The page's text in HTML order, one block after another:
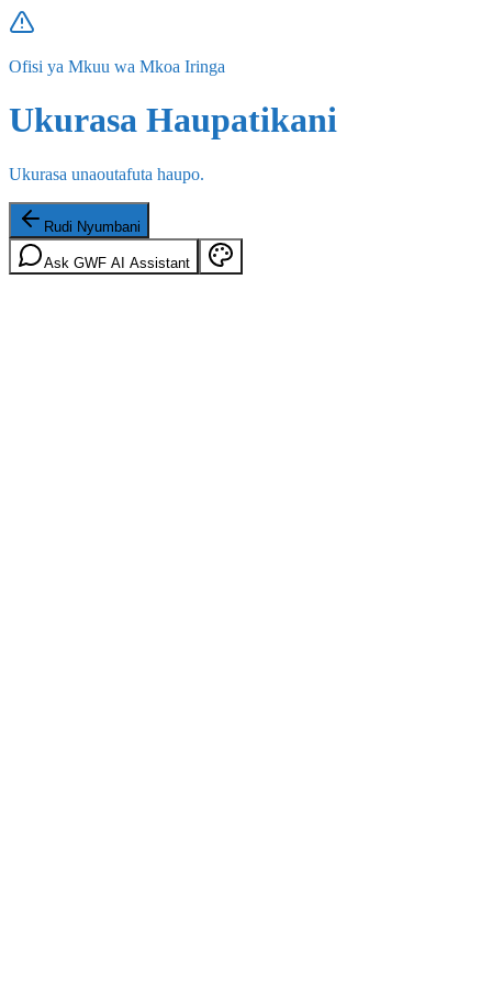
Ofisi ya Mkuu wa Mkoa Iringa
Ukurasa Haupatikani
Ukurasa unaoutafuta haupo.
Rudi Nyumbani
Ask GWF AI Assistant